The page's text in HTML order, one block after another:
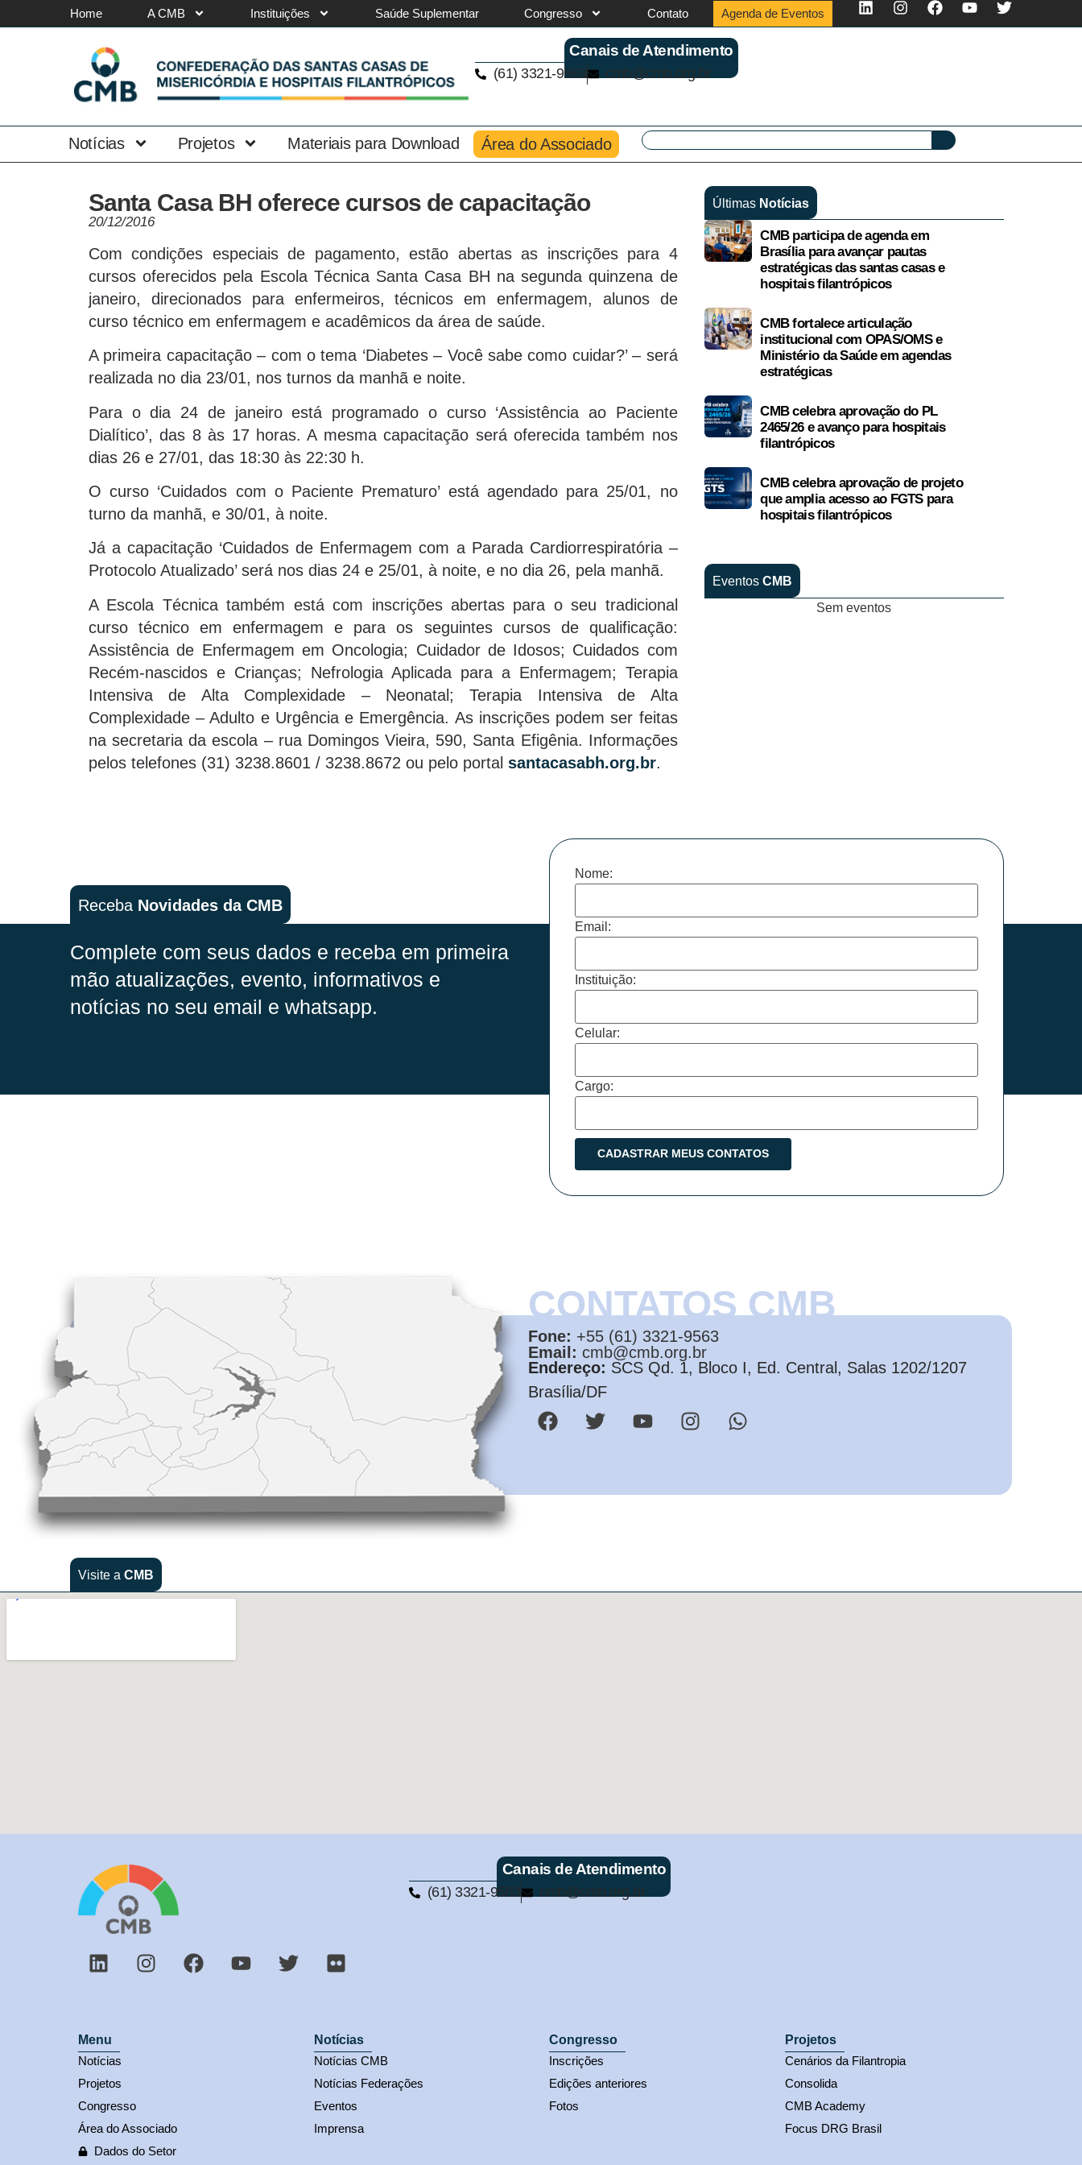
Home A CMB Instituições Saúde Suplementar Congresso Contato Agenda de Eventos
Canais de Atendimento
(61) 3321-9563 cmb@cmb.org.br
Notícias Projetos Materiais para Download Área do Associado
Santa Casa BH oferece cursos de capacitação
20/12/2016
Com condições especiais de pagamento, estão abertas as inscrições para 4
cursos oferecidos pela Escola Técnica Santa Casa BH na segunda quinzena de
janeiro, direcionados para enfermeiros, técnicos em enfermagem, alunos de
curso técnico em enfermagem e acadêmicos da área de saúde.
A primeira capacitação – com o tema ‘Diabetes – Você sabe como cuidar?’ – será
realizada no dia 23/01, nos turnos da manhã e noite.
Para o dia 24 de janeiro está programado o curso ‘Assistência ao Paciente
Dialítico’, das 8 às 17 horas. A mesma capacitação será oferecida também nos
dias 26 e 27/01, das 18:30 às 22:30 h.
O curso ‘Cuidados com o Paciente Prematuro’ está agendado para 25/01, no
turno da manhã, e 30/01, à noite.
Já a capacitação ‘Cuidados de Enfermagem com a Parada Cardiorrespiratória –
Protocolo Atualizado’ será nos dias 24 e 25/01, à noite, e no dia 26, pela manhã.
A Escola Técnica também está com inscrições abertas para o seu tradicional
curso técnico em enfermagem e para os seguintes cursos de qualificação:
Assistência de Enfermagem em Oncologia; Cuidador de Idosos; Cuidados com
Recém-nascidos e Crianças; Nefrologia Aplicada para a Enfermagem; Terapia
Intensiva de Alta Complexidade – Neonatal; Terapia Intensiva de Alta
Complexidade – Adulto e Urgência e Emergência. As inscrições podem ser feitas
na secretaria da escola – rua Domingos Vieira, 590, Santa Efigênia. Informações
pelos telefones (31) 3238.8601 / 3238.8672 ou pelo portal santacasabh.org.br.
Últimas Notícias
CMB participa de agenda em
Brasília para avançar pautas
estratégicas das santas casas e
hospitais filantrópicos
CMB fortalece articulação
institucional com OPAS/OMS e
Ministério da Saúde em agendas
estratégicas
CMB celebra aprovação do PL
2465/26 e avanço para hospitais
filantrópicos
CMB celebra aprovação de projeto
que amplia acesso ao FGTS para
hospitais filantrópicos
Eventos CMB
Sem eventos
Receba Novidades da CMB
Complete com seus dados e receba em primeira
mão atualizações, evento, informativos e
notícias no seu email e whatsapp.
Nome:
Email:
Instituição:
Celular:
Cargo:
CONTATOS CMB
Fone: +55 (61) 3321-9563
Email: cmb@cmb.org.br
Endereço: SCS Qd. 1, Bloco I, Ed. Central, Salas 1202/1207
Brasília/DF
Visite a CMB
Canais de Atendimento
(61) 3321-9563 cmb@cmb.org.br
Menu
Notícias
Projetos
Congresso
Área do Associado
Dados do Setor
Notícias
Notícias CMB
Notícias Federações
Eventos
Imprensa
Congresso
Inscrições
Edições anteriores
Fotos
Projetos
Cenários da Filantropia
Consolida
CMB Academy
Focus DRG Brasil